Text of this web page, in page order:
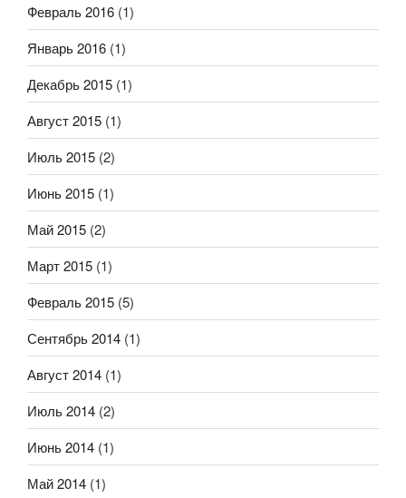
Февраль 2016 (1)
Январь 2016 (1)
Декабрь 2015 (1)
Август 2015 (1)
Июль 2015 (2)
Июнь 2015 (1)
Май 2015 (2)
Март 2015 (1)
Февраль 2015 (5)
Сентябрь 2014 (1)
Август 2014 (1)
Июль 2014 (2)
Июнь 2014 (1)
Май 2014 (1)